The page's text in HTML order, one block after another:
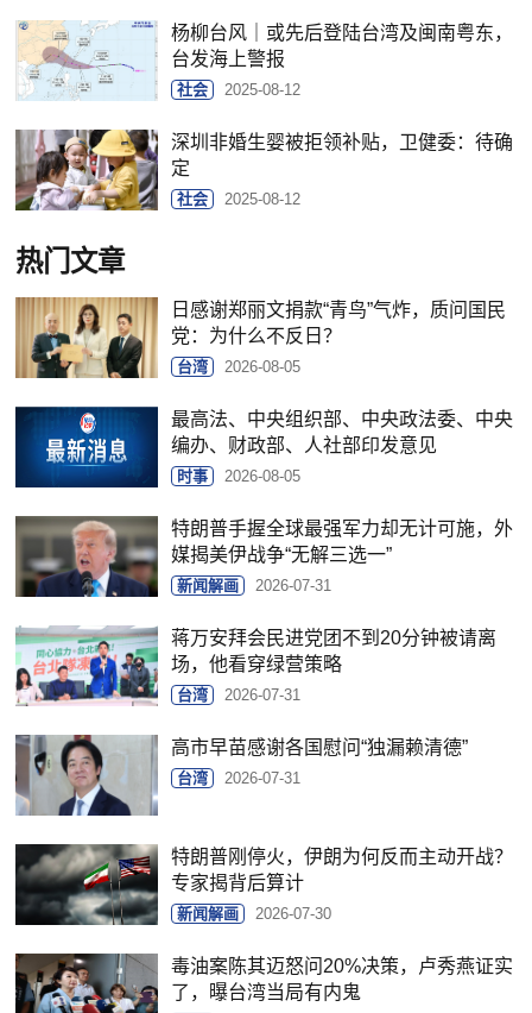
杨柳台风｜或先后登陆台湾及闽南粤东，
台发海上警报
社会 2025-08-12
深圳非婚生婴被拒领补贴，卫健委：待确
定
社会 2025-08-12
热门文章
日感谢郑丽文捐款“青鸟”气炸，质问国民
党：为什么不反日？
台湾 2026-08-05
最高法、中央组织部、中央政法委、中央
编办、财政部、人社部印发意见
时事 2026-08-05
特朗普手握全球最强军力却无计可施，外
媒揭美伊战争“无解三选一”
新闻解画 2026-07-31
蒋万安拜会民进党团不到20分钟被请离
场，他看穿绿营策略
台湾 2026-07-31
高市早苗感谢各国慰问“独漏赖清德”
台湾 2026-07-31
特朗普刚停火，伊朗为何反而主动开战？
专家揭背后算计
新闻解画 2026-07-30
毒油案陈其迈怒问20%决策，卢秀燕证实
了，曝台湾当局有内鬼